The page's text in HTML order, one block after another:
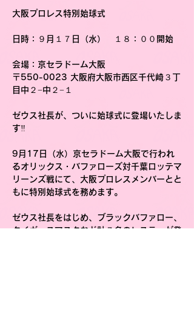
大阪プロレス特別始球式
日時 ：９月１７日（水）　１８：００開始
会場 ：京セラドーム大阪
〒550-0023 大阪府大阪市西区千代崎３丁
目中２−中２−１
ゼウス社長が、ついに始球式に登場いたしま
す‼️
9月17日（水）京セラドーム大阪で行われ
るオリックス・バファローズ対千葉ロッテマ
リーンズ戦にて、大阪プロレスメンバーとと
もに特別始球式を務めます。
ゼウス社長をはじめ、ブラックバファロー、
タイガースマスクなど計７名のレスラーが登